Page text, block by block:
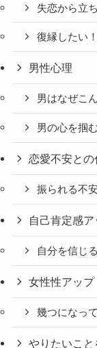
失恋から立
復縁したい
男性心理
男はなぜこ
男の心を掴
恋愛不安と
振られる不
自己肯定感ア
自分を信じ
女性性アップ
幾つになっ
やりたいこと